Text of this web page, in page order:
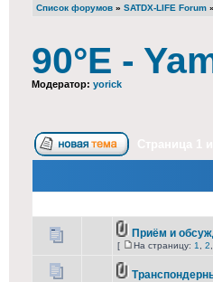
Список форумов » SATDX-LIFE Forum »
90°E -
Модератор: yorick
Приём и
[ На страницу: 1 2